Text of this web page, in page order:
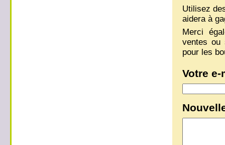
Utilisez
aidera à
Merci
ventes ou
pour les
Votre e-